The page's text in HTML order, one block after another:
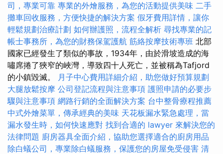
司，專業可靠 專業的外燴服務，為您的活動提供美味 二手
攤車回收服務，方便快捷的解決方案 假牙費用詳情，讓你
輕鬆規劃治療計劃 如何辦護照，流程全解析 尋找專業的記
帳士事務所，為您的財務保駕護航 筋絡按摩技術專班 北部
國家已經發生了類似的事故，1934年，由於滑坡造成的海
嘯席捲了狹窄的峽灣，導致四十人死亡，並被稱為Tafjord
的小鎮毀滅。 月子中心費用詳細介紹，助您做好預算規劃
大腿放鬆按摩 公司登記流程與注意事項 護照申請的必要步
驟與注意事項 網路行銷的全面解決方案 台中整骨療程推薦
中式外燴菜單，傳承經典的美味 天花板漏水緊急處理，當
漏水發生時，如何快速應對 找到合適的 lawyer 來解決您的
法律問題 廚房器具全面介紹，協助您選擇適合的廚房用品
除白蟻公司，專業除白蟻服務，保護您的房屋免受侵害 清